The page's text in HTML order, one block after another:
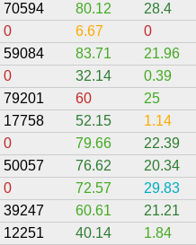
70594 80.12 28.4
0 6.67 0
59084 83.71 21.96
0 32.14 0.39
79201 60 25
17758 52.15 1.14
0 79.66 22.39
50057 76.62 20.34
0 72.57 29.83
39247 60.61 21.21
12251 40.14 1.84